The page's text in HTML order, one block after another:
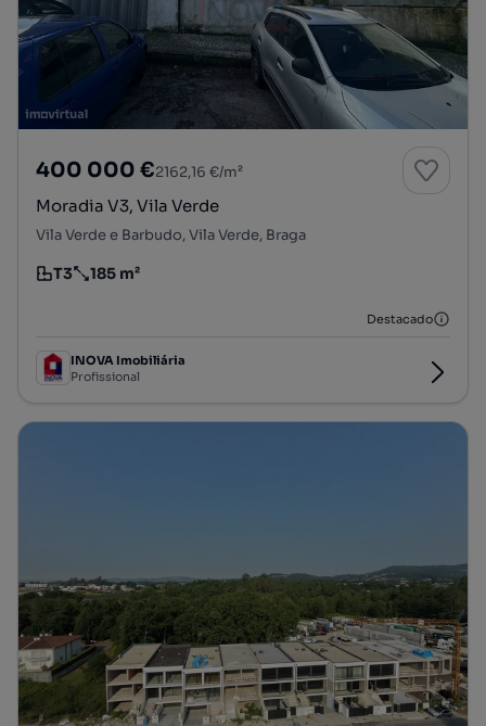
400 000 €2162,16 €/m²
Moradia V3, Vila Verde
Vila Verde e Barbudo, Vila Verde, Braga
Tipologia
T3
Preço por metro quadrado
185 m²
Destacado
INOVA Imobiliária
Profissional